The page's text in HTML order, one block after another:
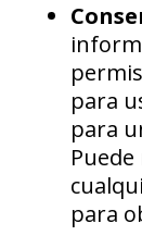
para
para
para